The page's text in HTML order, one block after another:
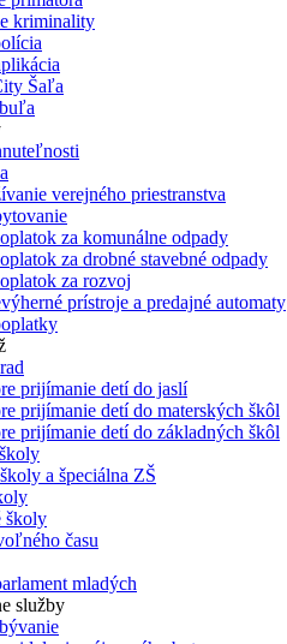
kriminality
Šaľa
verejného priestranstva
za komunálne odpady
za drobné stavebné odpady
za rozvoj
prístroje a predajné automaty
prijímanie detí do jaslí
prijímanie detí do materských škôl
prijímanie detí do základných škôl
a špeciálna ZŠ
školy
času
mladých
služby